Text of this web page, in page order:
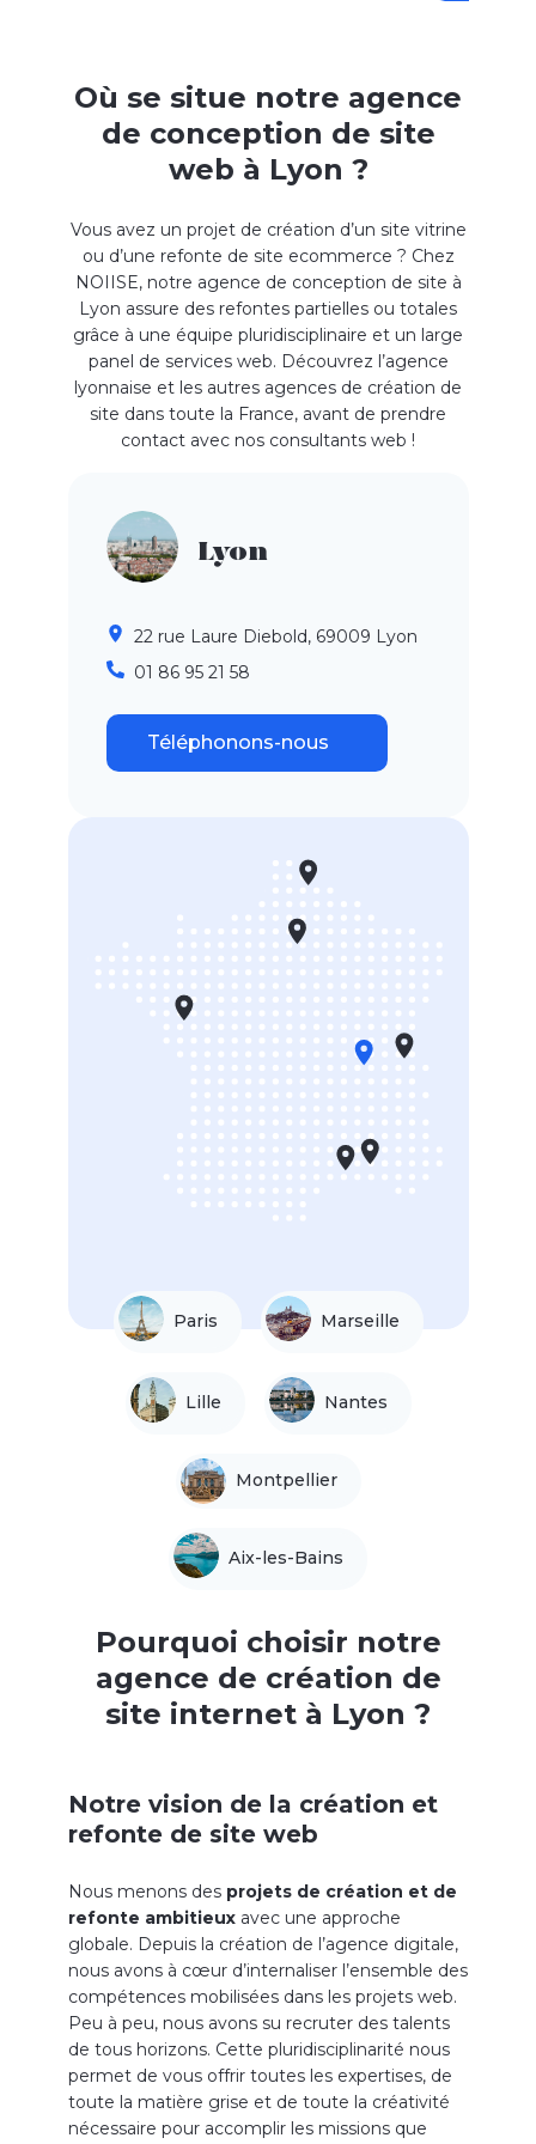
Où se situe notre agence
de conception de site
web à Lyon ?
Vous avez un projet de création d’un site vitrine
ou d’une refonte de site ecommerce ? Chez
NOIISE, notre agence de conception de site à
Lyon assure des refontes partielles ou totales
grâce à une équipe pluridisciplinaire et un large
panel de services web. Découvrez l’agence
lyonnaise et les autres agences de création de
site dans toute la France, avant de prendre
contact avec nos consultants web !
Lyon
22 rue Laure Diebold, 69009 Lyon
01 86 95 21 58
Téléphonons-nous
Paris Marseille
Lille Nantes
Montpellier
Aix-les-Bains
Pourquoi choisir notre
agence de création de
site internet à Lyon ?
Notre vision de la création et
refonte de site web
Nous menons des projets de création et de
refonte ambitieuxavec une approche
globale. Depuis la création de l’agence digitale,
nous avons à cœur d’internaliser l’ensemble des
compétences mobilisées dans les projets web.
Peu à peu, nous avons su recruter des talents
de tous horizons. Cette pluridisciplinarité nous
permet de vous offrir toutes les expertises, de
toute la matière grise et de toute la créativité
nécessaire pour accomplir les missions que